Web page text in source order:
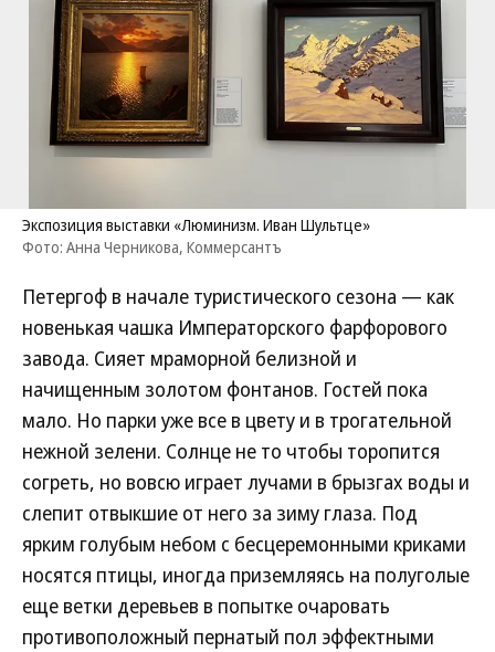
Экспозиция выставки «Люминизм. Иван Шультце»
Фото: Анна Черникова, Коммерсантъ
Петергоф в начале туристического сезона — как
новенькая чашка Императорского фарфорового
завода. Сияет мраморной белизной и
начищенным золотом фонтанов. Гостей пока
мало. Но парки уже все в цвету и в трогательной
нежной зелени. Солнце не то чтобы торопится
согреть, но вовсю играет лучами в брызгах воды и
слепит отвыкшие от него за зиму глаза. Под
ярким голубым небом с бесцеремонными криками
носятся птицы, иногда приземляясь на полуголые
еще ветки деревьев в попытке очаровать
противоположный пернатый пол эффектными